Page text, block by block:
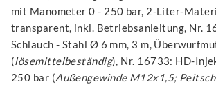
mit Manometer 0 - 250 bar, 2-Liter-
transparent, inkl. Betriebsanleitung, Nr.
Schlauch - Stahl Ø 6 mm, 3 m,
(lösemittelbeständig), Nr. 16733: HD-
250 bar (Außengewinde M12x1,5;